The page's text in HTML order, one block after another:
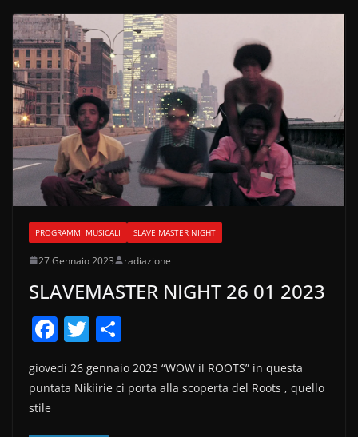
o
k
PROGRAMMI MUSICALI SLAVE MASTER NIGHT
27 Gennaio 2023 radiazione
SLAVEMASTER NIGHT 26 01 2023
F
a
c
T
itt n
di
giovedì 26 gennaio 2023 “WOW il ROOTS” in questa
puntata Nikiirie ci porta alla scoperta del Roots , quello
stile